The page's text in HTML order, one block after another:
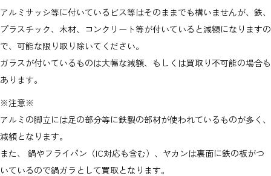
アルミサッシ等に付いているビス等はそのままでも構いませんが、鉄、
プラスチック、木材、コンクリート等が付いていると減額になりますの
で、可能な限り取り除いてください。
ガラスが付いているものは大幅な減額、もしくは買取り不可能の場合も
あります。
※注意※
アルミの脚立には足の部分等に鉄製の部材が使われているものが多く、
減額となります。
また、 鍋やフライパン（IC対応も含む）、ヤカンは裏面に鉄の板がつ
いているので鍋ガラとして買取となります。